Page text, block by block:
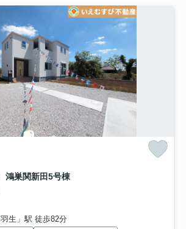
巣関新田5号棟
生」駅 徒歩82分